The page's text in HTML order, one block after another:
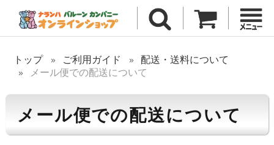
トップ ご利用ガイド
配送・送料について
メール便での配送について
メール便での配送について